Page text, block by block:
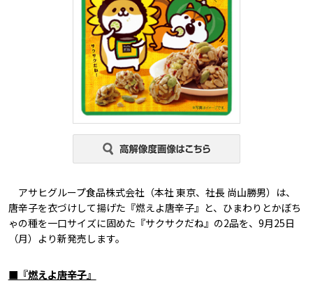
アサヒグループ食品株式会社（本社 東京、社長 尚山勝男）は、
唐辛子を衣づけして揚げた『燃えよ唐辛子』と、ひまわりとかぼち
ゃの種を一口サイズに固めた『サクサクだね』の2品を、9月25日
（月）より新発売します。
■『燃えよ唐辛子』